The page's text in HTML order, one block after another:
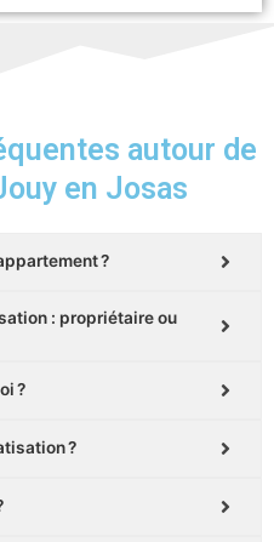
autour de
en Josas
?
: propriétaire ou
?
?